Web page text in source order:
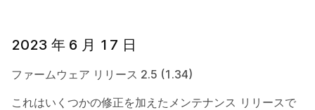
2023 年 6 月 17 日
ファームウェア リリース 2.5 (1.34)
これはいくつかの修正を加えたメンテナンス リリースで